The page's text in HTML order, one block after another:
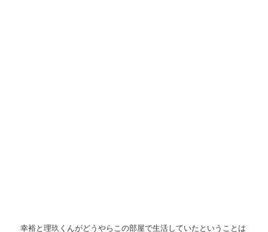
幸裕と理玖くんがどうやらこの部屋で生活していたということは